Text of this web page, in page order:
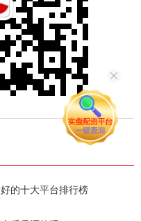
的十大平台排行榜